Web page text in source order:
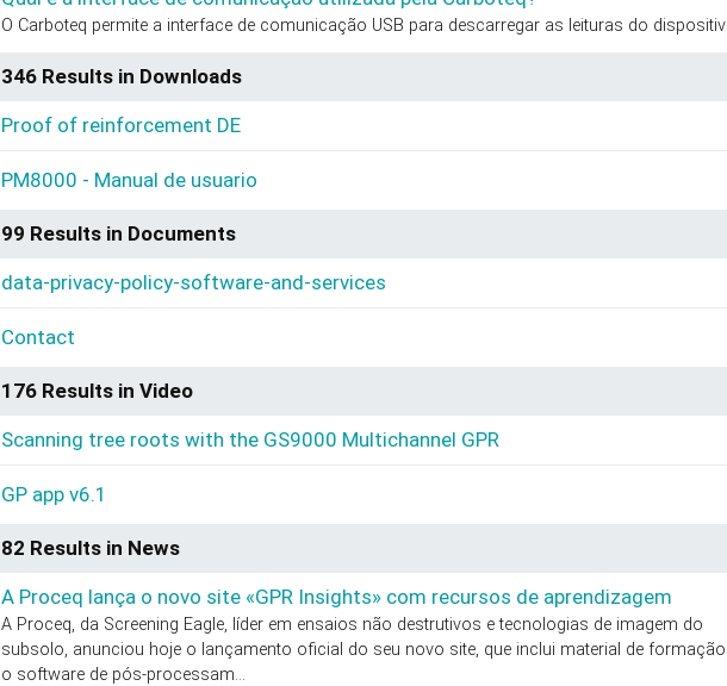
O Carboteq permite a interface de comunicação USB para descarregar as leituras do
346 Results in Downloads
Proof of reinforcement DE
PM8000 - Manual de usuario
99 Results in Documents
data-privacy-policy-software-and-services
Contact
176 Results in Video
Scanning tree roots with the GS9000 Multichannel GPR
GP app v6.1
82 Results in News
A Proceq lança o novo site «GPR Insights» com recursos de aprendizagem
A Proceq, da Screening Eagle, líder em ensaios não destrutivos e tecnologias de imagem do
subsolo, anunciou hoje o lançamento oficial do seu novo site, que inclui material de
o software de pós-processam...